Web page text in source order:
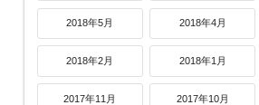
2018年5月 2018年4月
2018年2月 2018年1月
2017年11月 2017年10月